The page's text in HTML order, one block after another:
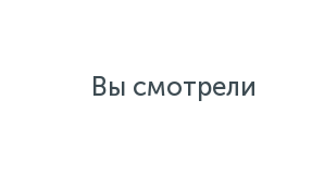
Вы смотрели